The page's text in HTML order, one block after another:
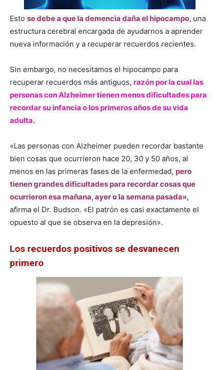
Esto se debe a que la demencia daña el hipocampo, una
estructura cerebral encargada de ayudarnos a aprender
nueva información y a recuperar recuerdos recientes.
Sin embargo, no necesitamos el hipocampo para
recuperar recuerdos más antiguos, razón por la cual las
personas con Alzheimer tienen menos dificultades para
recordar su infancia o los primeros años de su vida
adulta.
«Las personas con Alzheimer pueden recordar bastante
bien cosas que ocurrieron hace 20, 30 y 50 años, al
menos en las primeras fases de la enfermedad, pero
tienen grandes dificultades para recordar cosas que
ocurrieron esa mañana, ayer o la semana pasada»,
afirma el Dr. Budson. «El patrón es casi exactamente el
opuesto al que se observa en la depresión».
Los recuerdos positivos se desvanecen
primero